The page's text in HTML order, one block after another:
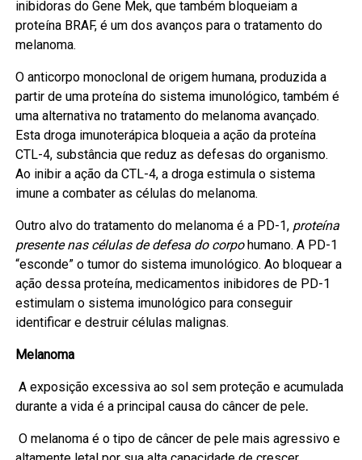
inibidoras do Gene Mek, que também bloqueiam a
proteína BRAF, é um dos avanços para o tratamento do
melanoma.
O anticorpo monoclonal de origem humana, produzida a
partir de uma proteína do sistema imunológico, também é
uma alternativa no tratamento do melanoma avançado.
Esta droga imunoterápica bloqueia a ação da proteína
CTL-4, substância que reduz as defesas do organismo.
Ao inibir a ação da CTL-4, a droga estimula o sistema
imune a combater as células do melanoma.
Outro alvo do tratamento do melanoma é a PD-1, proteína
presente nas células de defesa do corpohumano. A PD-1
“esconde” o tumor do sistema imunológico. Ao bloquear a
ação dessa proteína, medicamentos inibidores de PD-1
estimulam o sistema imunológico para conseguir
identificar e destruir células malignas.
Melanoma
A exposição excessiva ao sol sem proteção e acumulada
durante a vida é a principal causa do câncer de pele.
O melanoma é o tipo de câncer de pele mais agressivo e